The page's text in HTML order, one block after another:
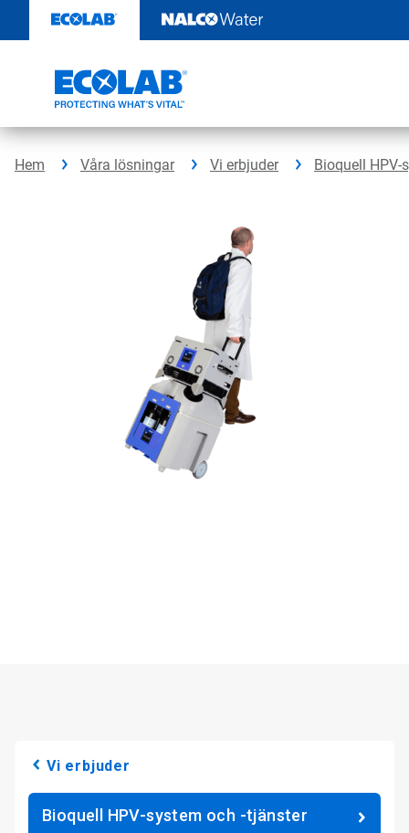
innehåll
Hem Våra lösningar Vi erbjuder Bioquell HPV-
Vi erbjuder
Bioquell HPV-system och -tjänster